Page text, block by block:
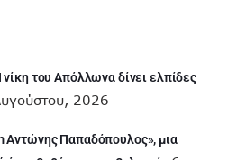
του Απόλλωνα δίνει ελπίδες
2026
Παπαδόπουλος», μια